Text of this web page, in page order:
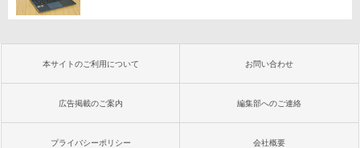
本サイトのご利用について お問い合わせ
広告掲載のご案内 編集部へのご連絡
プライバシーポリシー 会社概要